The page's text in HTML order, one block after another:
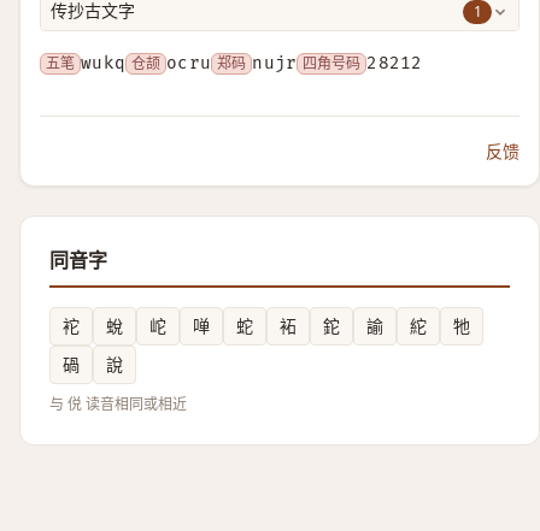
传抄古文字 1
五笔 wukq 仓颉 ocru 郑码 nujr 四角号码 28212
反馈
同音字
袉 蛻 岮 啴 蛇 袥 鉈 諭 紽
牠
碢
說
与 侻 读音相同或相近